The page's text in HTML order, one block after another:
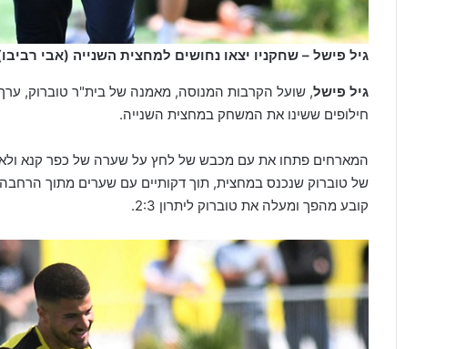
גיל פישל – שחקניו יצאו נחושים למחצית השנייה (אבי
גיל פישל, שועל הקרבות המנוסה, מאמנה של בית"ר טוברוק,
חילופים ששינו את המשחק במחצית השנייה.
המארחים פתחו את עם מכבש של לחץ על שערה של כפר קנא
של טוברוק שנכנס במחצית, תוך דקותיים עם שערים מתוך
קובע מהפך ומעלה את טוברוק ליתרון 2:3.